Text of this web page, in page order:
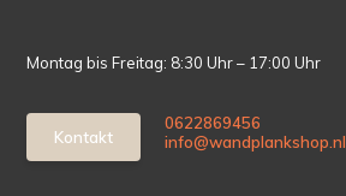
Montag bis Freitag: 8:30 Uhr – 17:00 Uhr
Kontakt
0622869456
info@wandplankshop.nl